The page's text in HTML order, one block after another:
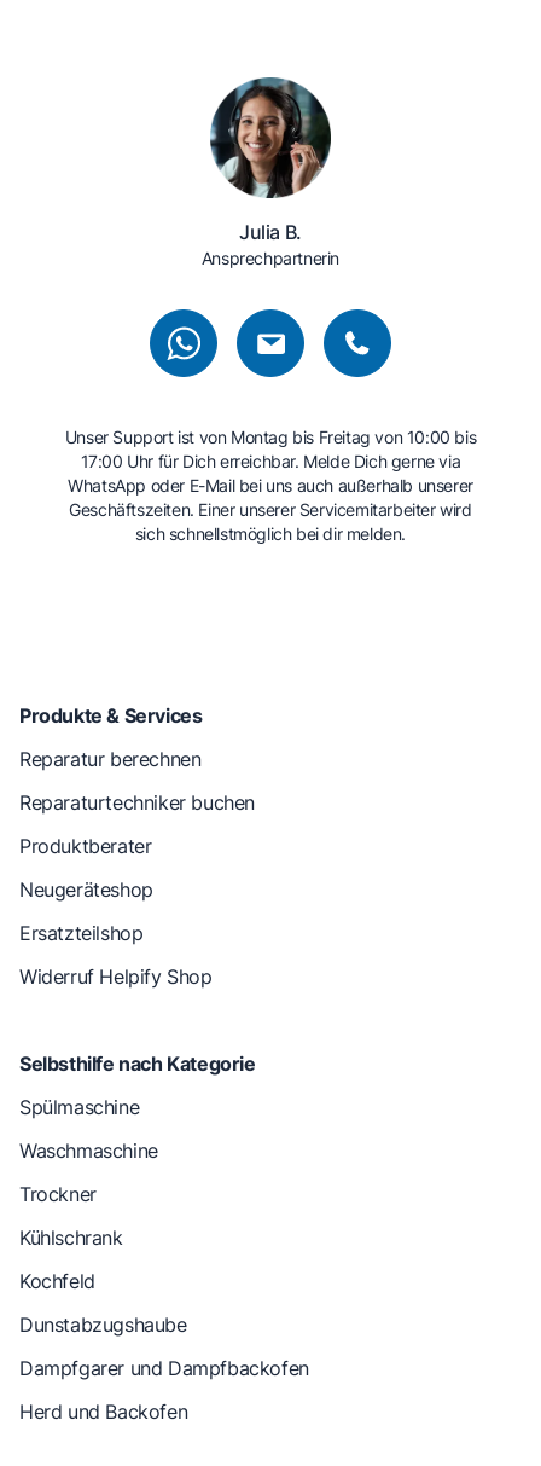
Julia B.
Ansprechpartnerin
Unser Support ist von Montag bis Freitag von 10:00 bis
17:00 Uhr für Dich erreichbar. Melde Dich gerne via
WhatsApp oder E-Mail bei uns auch außerhalb unserer
Geschäftszeiten. Einer unserer Servicemitarbeiter wird
sich schnellstmöglich bei dir melden.
Produkte & Services
Reparatur berechnen
Reparaturtechniker buchen
Produktberater
Neugeräteshop
Ersatzteilshop
Widerruf Helpify Shop
Selbsthilfe nach Kategorie
Spülmaschine
Waschmaschine
Trockner
Kühlschrank
Kochfeld
Dunstabzugshaube
Dampfgarer und Dampfbackofen
Herd und Backofen